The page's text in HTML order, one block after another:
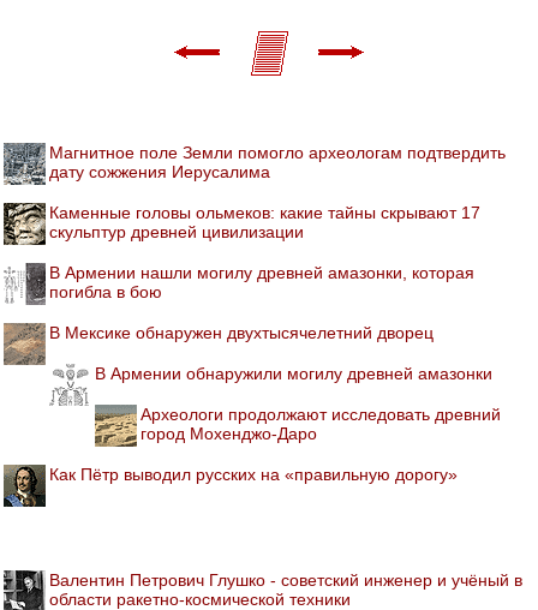
Магнитное поле Земли помогло археологам подтвердить
дату сожжения Иерусалима
Каменные головы ольмеков: какие тайны скрывают 17
скульптур древней цивилизации
В Армении нашли могилу древней амазонки, которая
погибла в бою
В Мексике обнаружен двухтысячелетний дворец
В Армении обнаружили могилу древней амазонки
Археологи продолжают исследовать древний
город Мохенджо-Даро
Как Пётр выводил русских на «правильную дорогу»
Валентин Петрович Глушко - советский инженер и учёный в
области ракетно-космической техники